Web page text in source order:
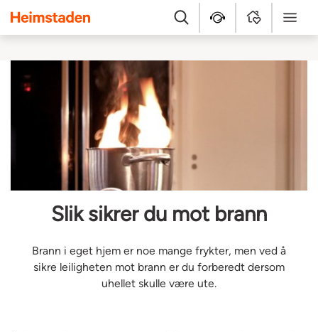
Heimstaden
Søk HjelpesenterMyHomeMeny
Slik sikrer du mot brann
Brann i eget hjem er noe mange frykter, men ved å
sikre leiligheten mot brann er du forberedt dersom
uhellet skulle være ute.